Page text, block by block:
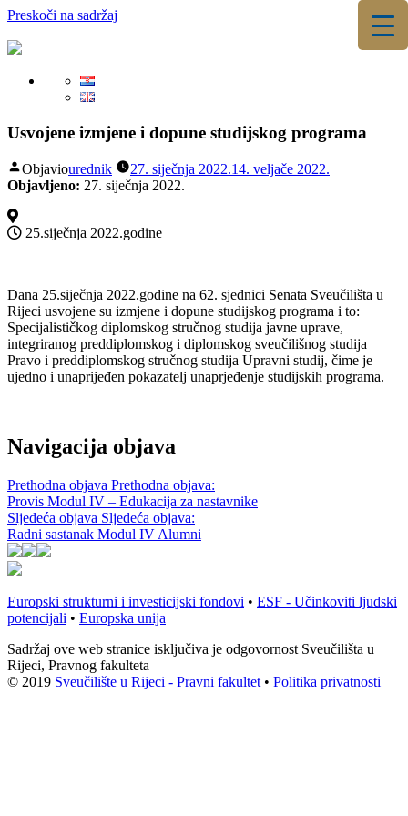
Preskoči na sadržaj
Usvojene izmjene i dopune studijskog programa
Objaviourednik 27. siječnja 2022.14. veljače 2022.
Objavljeno: 27. siječnja 2022.
25.siječnja 2022.godine
Dana 25.siječnja 2022.godine na 62. sjednici Senata Sveučilišta u
Rijeci usvojene su izmjene i dopune studijskog programa i to:
Specijalističkog diplomskog stručnog studija javne uprave,
integriranog preddiplomskog i diplomskog sveučilišnog studija
Pravo i preddiplomskog stručnog studija Upravni studij, čime je
ujedno i unaprijeđen pokazatelj unaprjeđenje studijskih programa.
Navigacija objava
Prethodna objava Prethodna objava:
Provis Modul IV – Edukacija za nastavnike
Sljedeća objava Sljedeća objava:
Radni sastanak Modul IV Alumni
Europski strukturni i investicijski fondovi • ESF - Učinkoviti ljudski
potencijali • Europska unija
Sadržaj ove web stranice isključiva je odgovornost Sveučilišta u
Rijeci, Pravnog fakulteta
© 2019 Sveučilište u Rijeci - Pravni fakultet • Politika privatnosti
▼